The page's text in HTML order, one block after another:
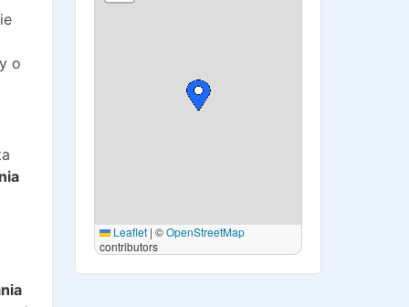
o
Leaflet | ©OpenStreetMap
contributors